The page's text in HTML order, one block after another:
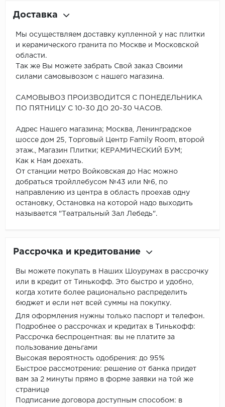
Доставка
Мы осуществляем доставку купленной у нас плитки
и керамического гранита по Москве и Московской
области.
Так же Вы можете забрать Свой заказ Своими
силами самовывозом с нашего магазина.
САМОВЫВОЗ ПРОИЗВОДИТСЯ С ПОНЕДЕЛЬНИКА
ПО ПЯТНИЦУ С 10-30 ДО 20-30 ЧАСОВ.
Адрес Нашего магазина; Москва, Ленинградское
шоссе дом 25, Торговый Центр Family Room, второй
этаж., Магазин Плитки; КЕРАМИЧЕСКИЙ БУМ;
Как к Нам доехать.
От станции метро Войковская до Нас можно
добраться тройллебусом №43 или №6, по
направлению из центра в область проехав одну
остановку, Остановка на которой надо выходить
называется "Театральный Зал Лебедь".
Рассрочка и кредитование
Вы можете покупать в Наших Шоурумах в рассрочку
или в кредит от Тинькофф. Это быстро и удобно,
когда хотите более рационально распределить
бюджет и если нет всей суммы на покупку.
Для оформления нужны только паспорт и телефон.
Подробнее о рассрочках и кредитах в Тинькофф:
Рассрочка беспроцентная: вы не платите за
пользование деньгами
Высокая вероятность одобрения: до 95%
Быстрое рассмотрение: решение от банка придет
вам за 2 минуты прямо в форме заявки на той же
странице
Подписание договора доступным способом: в